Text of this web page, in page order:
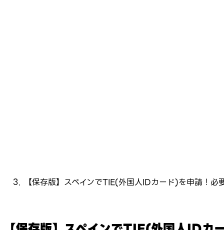
【保存版】スペインでTIE(外国人IDカード)を申請！